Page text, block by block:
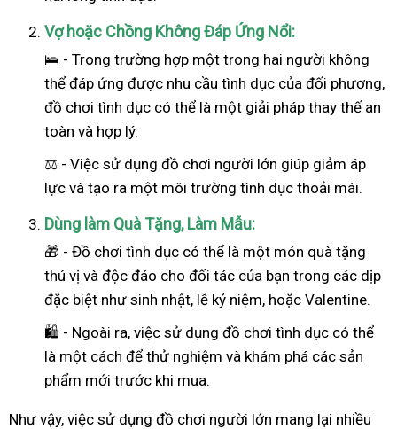
Vợ hoặc Chồng Không Đáp Ứng Nổi:
🛌 - Trong trường hợp một trong hai người không
thể đáp ứng được nhu cầu tình dục của đối phương,
đồ chơi tình dục có thể là một giải pháp thay thế an
toàn và hợp lý.
⚖️ - Việc sử dụng đồ chơi người lớn giúp giảm áp
lực và tạo ra một môi trường tình dục thoải mái.
Dùng làm Quà Tặng, Làm Mẫu:
🎁 - Đồ chơi tình dục có thể là một món quà tặng
thú vị và độc đáo cho đối tác của bạn trong các dịp
đặc biệt như sinh nhật, lễ kỷ niệm, hoặc Valentine.
🛍️ - Ngoài ra, việc sử dụng đồ chơi tình dục có thể
là một cách để thử nghiệm và khám phá các sản
phẩm mới trước khi mua.
Như vậy, việc sử dụng đồ chơi người lớn mang lại nhiều